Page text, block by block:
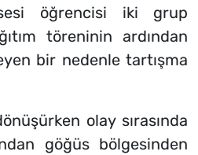
öğrencisi iki grup
töreninin ardından
bir nedenle tartışma
olay sırasında
göğüs bölgesinden